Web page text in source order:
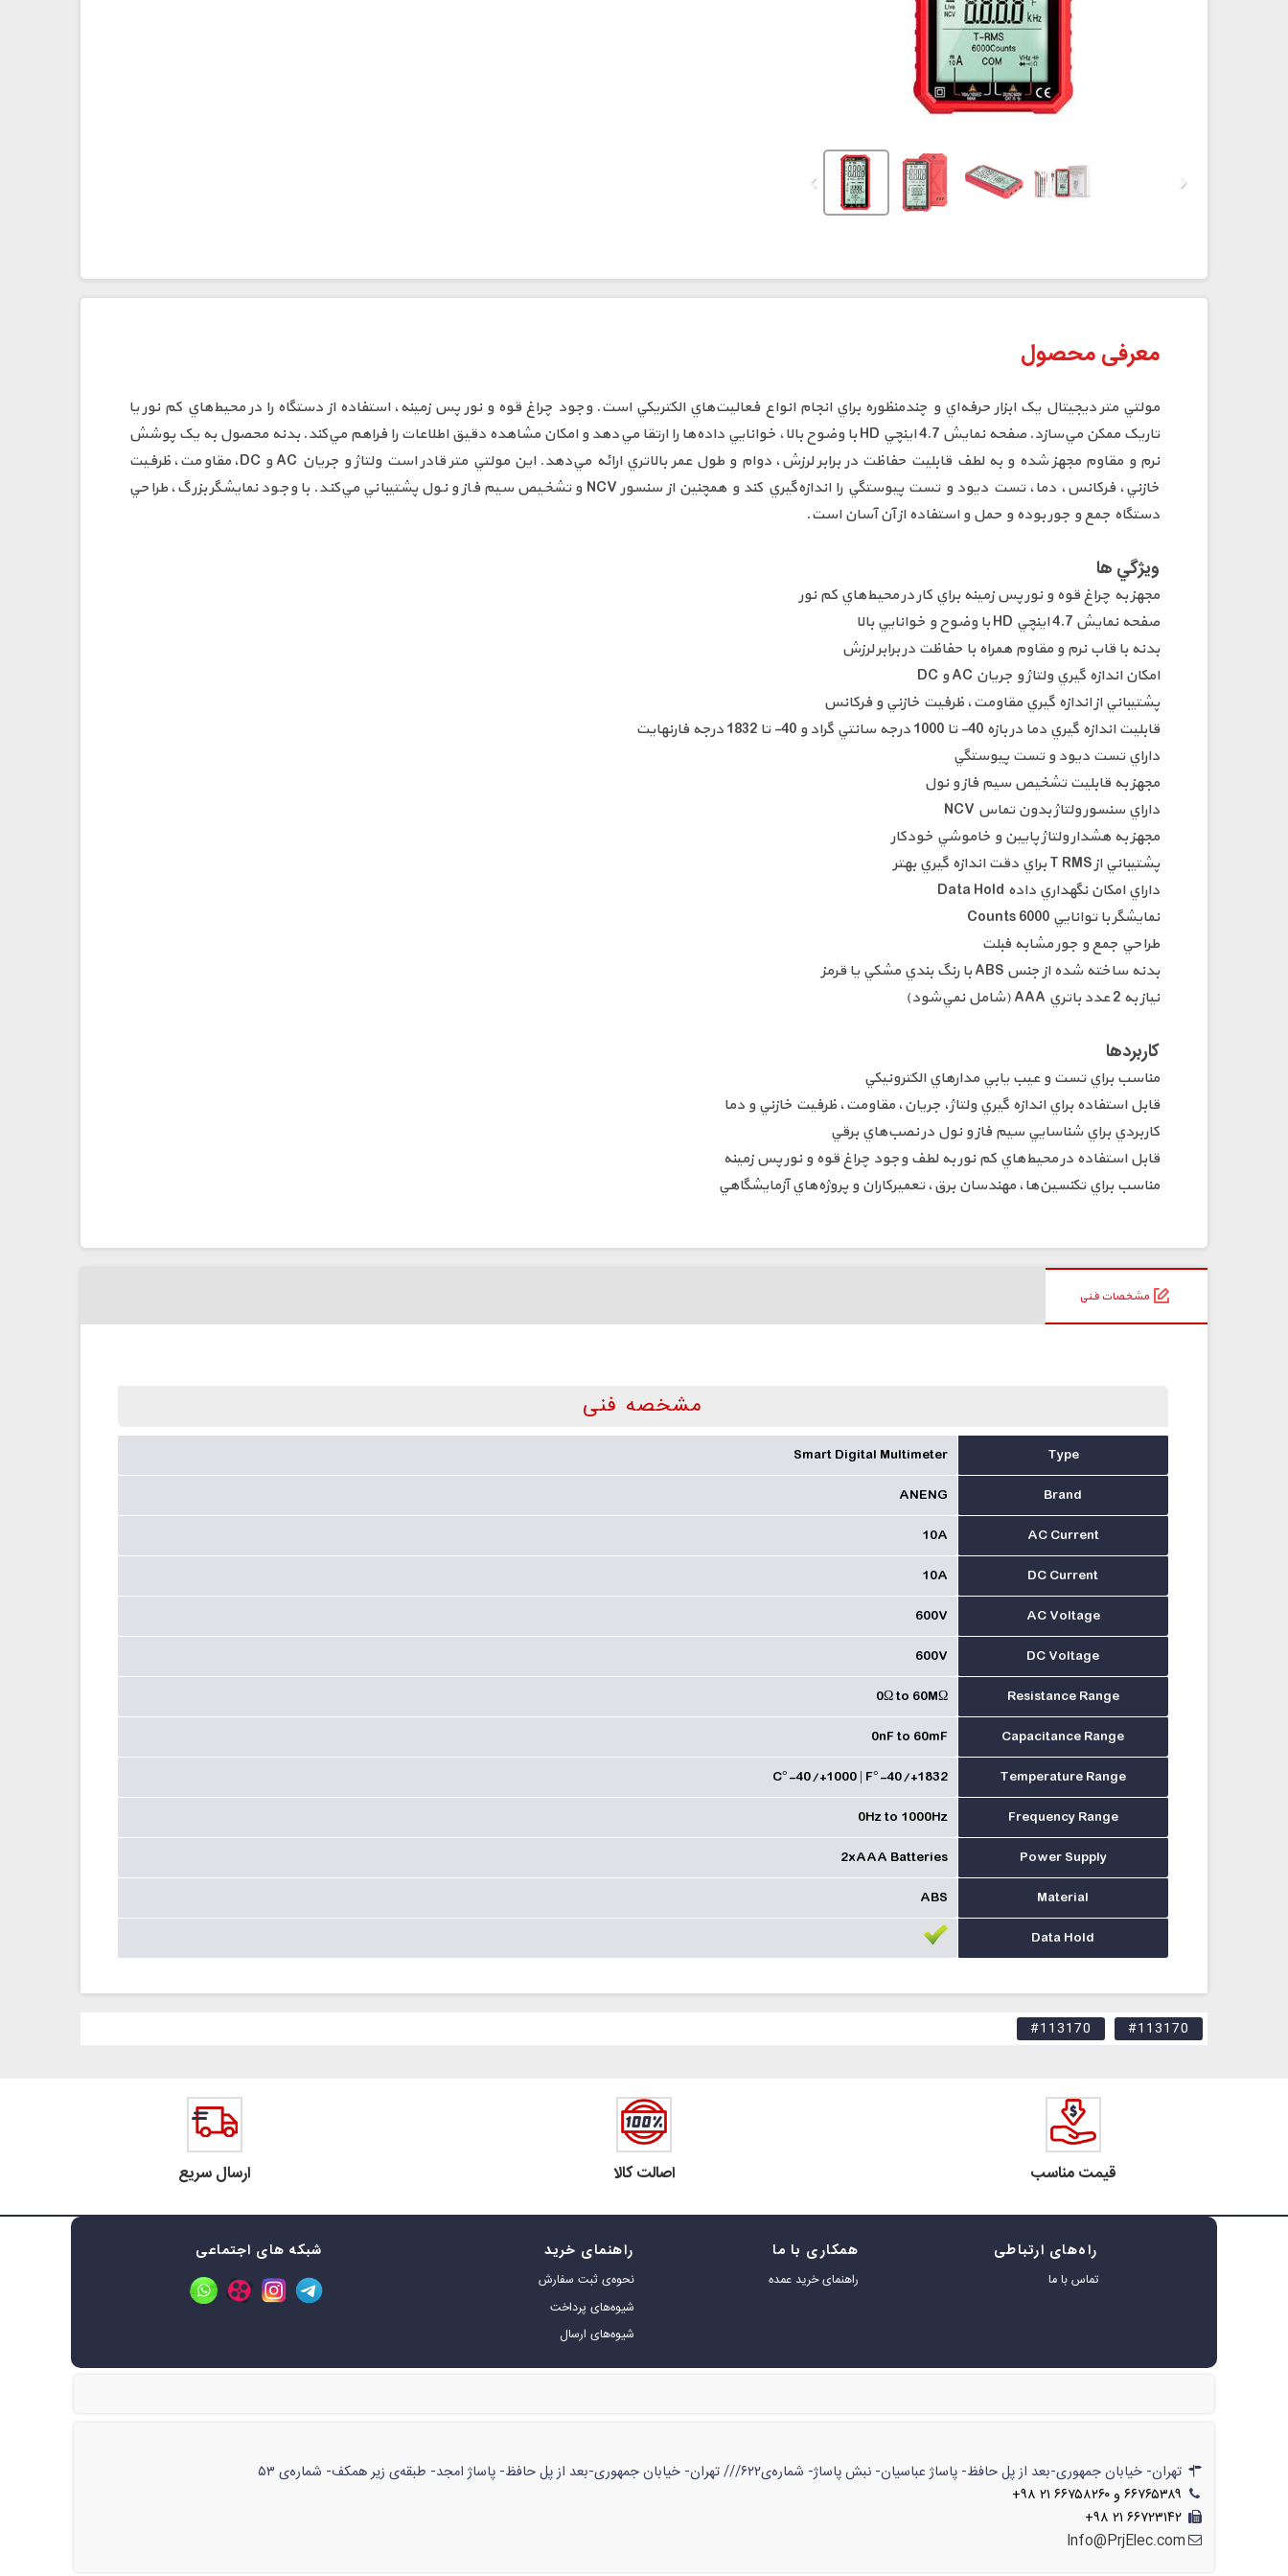
معرفی محصول
مولتي متر ديجيتال يک ابزار حرفه‌اي و چندمنظوره براي انجام انواع فعاليت‌هاي الکتريکي است. وجود چراغ قوه و نور پس زمينه، استفاده از دستگاه را در محيط‌هاي کم نور يا
تاريک ممکن مي‌سازد. صفحه نمايش 4.7 اينچي HD با وضوح بالا، خوانايي داده‌ها را ارتقا مي‌دهد و امکان مشاهده دقيق اطلاعات را فراهم مي‌کند. بدنه محصول به يک پوشش
نرم و مقاوم مجهز شده و به لطف قابليت حفاظت در برابر لرزش، دوام و طول عمر بالاتري ارائه مي‌دهد. اين مولتي متر قادر است ولتاژ و جريان AC و DC، مقاومت، ظرفيت
خازني، فرکانس، دما، تست ديود و تست پيوستگي را اندازه‌گيري کند و همچنين از سنسور NCV و تشخيص سيم فاز و نول پشتيباني مي‌کند. با وجود نمايشگر بزرگ، طراحي
دستگاه جمع و جور بوده و حمل و استفاده از آن آسان است.
ويژگي ها
مجهز به چراغ قوه و نور پس زمينه براي کار در محيط‌هاي کم نور
صفحه نمايش 4.7 اينچي HD با وضوح و خوانايي بالا
بدنه با قاب نرم و مقاوم همراه با حفاظت در برابر لرزش
امکان اندازه گيري ولتاژ و جريان AC و DC
پشتيباني از اندازه گيري مقاومت، ظرفيت خازني و فرکانس
قابليت اندازه گيري دما در بازه 40- تا 1000 درجه سانتي گراد و 40- تا 1832 درجه فارنهايت
داراي تست ديود و تست پيوستگي
مجهز به قابليت تشخيص سيم فاز و نول
داراي سنسور ولتاژ بدون تماس NCV
مجهز به هشدار ولتاژ پايين و خاموشي خودکار
پشتيباني از T RMS براي دقت اندازه گيري بهتر
داراي امکان نگهداري داده Data Hold
نمايشگر با توانايي 6000 Counts
طراحي جمع و جور مشابه فبلت
بدنه ساخته شده از جنس ABS با رنگ بندي مشکي يا قرمز
نياز به 2 عدد باتري AAA (شامل نمي‌شود)
کاربردها
مناسب براي تست و عيب يابي مدارهاي الکترونيکي
قابل استفاده براي اندازه گيري ولتاژ، جريان، مقاومت، ظرفيت خازني و دما
کاربردي براي شناسايي سيم فاز و نول در نصب‌هاي برقي
قابل استفاده در محيط‌هاي کم نور به لطف وجود چراغ قوه و نور پس زمينه
مناسب براي تکنسين‌ها، مهندسان برق، تعميرکاران و پروژه‌هاي آزمايشگاهي
مشخصات فنی
مشخصه فنی
Type
Smart Digital Multimeter
Brand
ANENG
AC Current
10A
DC Current
10A
AC Voltage
600V
DC Voltage
600V
Resistance Range
0Ω to 60MΩ
Capacitance Range
0nF to 60mF
Temperature Range
C°-40/+1000 | F°-40/+1832
Frequency Range
0Hz to 1000Hz
Power Supply
2xAAA Batteries
Material
ABS
Data Hold
#113170
#113170
قیمت مناسب اصالت کالا ارسال سریع
راه‌های ارتباطی
تماس با ما
همکاری با ما
راهنمای خرید عمده
راهنمای خرید
نحوه‌ی ثبت سفارش
شیوه‌های پرداخت
شیوه‌های ارسال
شبکه های اجتماعی
تهران- خیابان جمهوری-بعد از پل حافظ- پاساژ عباسیان- نبش پاساژ- شماره‌ی۶۲۲/// تهران- خیابان جمهوری-بعد از پل حافظ- پاساژ امجد- طبقه‌ی زیر همکف- شماره‌ی ۵۳
۶۶۷۶۵۳۸۹ و ۶۶۷۵۸۲۶۰ ۲۱ ۹۸+
۶۶۷۲۳۱۴۲ ۲۱ ۹۸+
Info@PrjElec.com